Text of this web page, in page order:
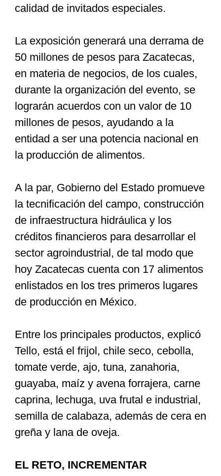
calidad de invitados especiales.
La exposición generará una derrama de
50 millones de pesos para Zacatecas,
en materia de negocios, de los cuales,
durante la organización del evento, se
lograrán acuerdos con un valor de 10
millones de pesos, ayudando a la
entidad a ser una potencia nacional en
la producción de alimentos.
A la par, Gobierno del Estado promueve
la tecnificación del campo, construcción
de infraestructura hidráulica y los
créditos financieros para desarrollar el
sector agroindustrial, de tal modo que
hoy Zacatecas cuenta con 17 alimentos
enlistados en los tres primeros lugares
de producción en México.
Entre los principales productos, explicó
Tello, está el frijol, chile seco, cebolla,
tomate verde, ajo, tuna, zanahoria,
guayaba, maíz y avena forrajera, carne
caprina, lechuga, uva frutal e industrial,
semilla de calabaza, además de cera en
greña y lana de oveja.
EL RETO, INCREMENTAR